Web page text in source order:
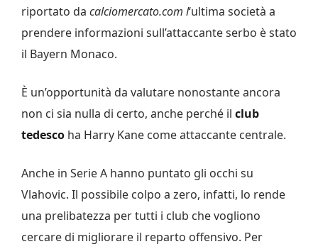
riportato da calciomercato.com l‘ultima società a
prendere informazioni sull’attaccante serbo è stato
il Bayern Monaco.
È un’opportunità da valutare nonostante ancora
non ci sia nulla di certo, anche perché il club
tedesco ha Harry Kane come attaccante centrale.
Anche in Serie A hanno puntato gli occhi su
Vlahovic. Il possibile colpo a zero, infatti, lo rende
una prelibatezza per tutti i club che vogliono
cercare di migliorare il reparto offensivo. Per